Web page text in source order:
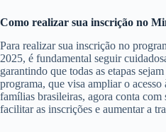
Como realizar sua inscrição no
Para realizar sua inscrição no
2025, é fundamental seguir
garantindo que todas as etapas
programa, que visa ampliar o
famílias brasileiras, agora conta com
facilitar as inscrições e aumentar a